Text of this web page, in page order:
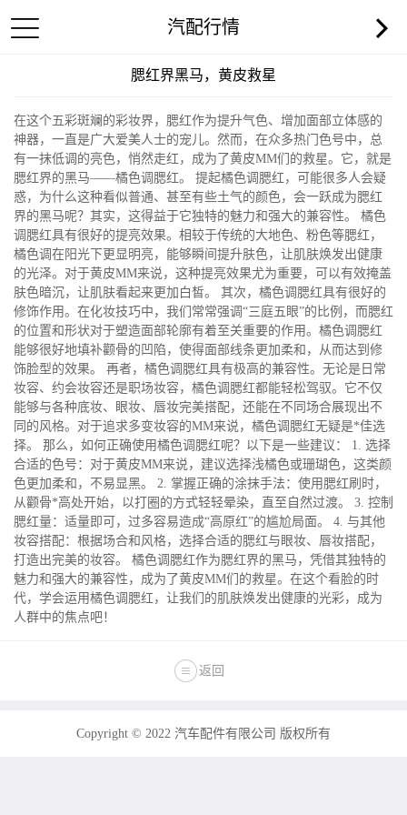
汽配行情
腮红界黑马，黄皮救星
在这个五彩斑斓的彩妆界，腮红作为提升气色、增加面部立体感的
神器，一直是广大爱美人士的宠儿。然而，在众多热门色号中，总
有一抹低调的亮色，悄然走红，成为了黄皮MM们的救星。它，就是
腮红界的黑马——橘色调腮红。 提起橘色调腮红，可能很多人会疑
惑，为什么这种看似普通、甚至有些土气的颜色，会一跃成为腮红
界的黑马呢？其实，这得益于它独特的魅力和强大的兼容性。 橘色
调腮红具有很好的提亮效果。相较于传统的大地色、粉色等腮红，
橘色调在阳光下更显明亮，能够瞬间提升肤色，让肌肤焕发出健康
的光泽。对于黄皮MM来说，这种提亮效果尤为重要，可以有效掩盖
肤色暗沉，让肌肤看起来更加白皙。 其次，橘色调腮红具有很好的
修饰作用。在化妆技巧中，我们常常强调“三庭五眼”的比例，而腮红
的位置和形状对于塑造面部轮廓有着至关重要的作用。橘色调腮红
能够很好地填补颧骨的凹陷，使得面部线条更加柔和，从而达到修
饰脸型的效果。 再者，橘色调腮红具有极高的兼容性。无论是日常
妆容、约会妆容还是职场妆容，橘色调腮红都能轻松驾驭。它不仅
能够与各种底妆、眼妆、唇妆完美搭配，还能在不同场合展现出不
同的风格。对于追求多变妆容的MM来说，橘色调腮红无疑是*佳选
择。 那么，如何正确使用橘色调腮红呢？以下是一些建议： 1. 选择
合适的色号：对于黄皮MM来说，建议选择浅橘色或珊瑚色，这类颜
色更加柔和，不易显黑。 2. 掌握正确的涂抹手法：使用腮红刷时，
从颧骨*高处开始，以打圈的方式轻轻晕染，直至自然过渡。 3. 控制
腮红量：适量即可，过多容易造成“高原红”的尴尬局面。 4. 与其他
妆容搭配：根据场合和风格，选择合适的腮红与眼妆、唇妆搭配，
打造出完美的妆容。 橘色调腮红作为腮红界的黑马，凭借其独特的
魅力和强大的兼容性，成为了黄皮MM们的救星。在这个看脸的时
代，学会运用橘色调腮红，让我们的肌肤焕发出健康的光彩，成为
人群中的焦点吧！
返回
Copyright © 2022 汽车配件有限公司 版权所有